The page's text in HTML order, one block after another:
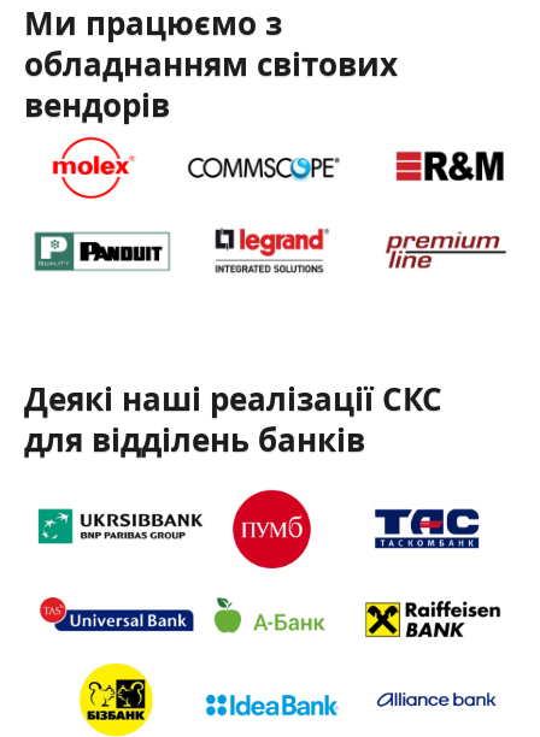
Ми працюємо з
обладнанням світових
вендорів
Деякі наші реалізації СКС
для відділень банків